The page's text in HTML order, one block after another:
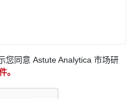
您同意 Astute Analytica 市场研
。